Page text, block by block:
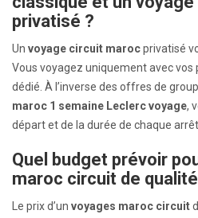
privatisé ?
Un voyage circuit marocprivatisé
Vous voyagez uniquement avec
dédié. À l’inverse des offres de
maroc 1 semaine Leclerc voyage,
départ et de la durée de chaque arrêt.
Quel budget prévoir
maroc circuit de
Le prix d’un voyages maroc circuit